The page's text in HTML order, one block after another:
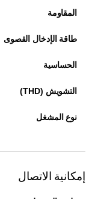
المقاومة
طاقة الإدخال القصوى
الحساسية
التشويش (THD)
نوع المشغل
إمكانية الاتصال